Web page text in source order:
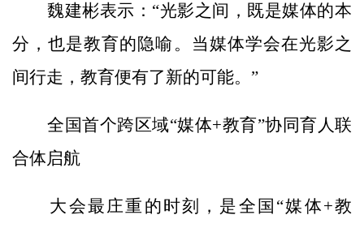
魏建彬表示：“光影之间，既是媒体的本
分，也是教育的隐喻。当媒体学会在光影之
间行走，教育便有了新的可能。”
全国首个跨区域“媒体+教育”协同育人联
合体启航
大会最庄重的时刻，是全国“媒体+教